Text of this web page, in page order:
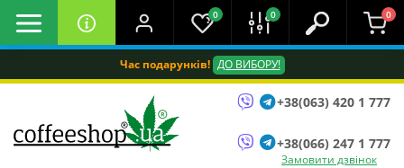
Час подарунків! ДО ВИБОРУ!
0 0 0
+38(063) 420 1 777
+38(066) 247 1 777
Замовити дзвінок